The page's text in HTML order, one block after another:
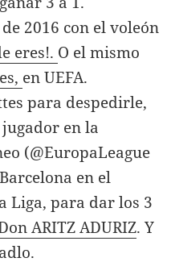
2016 con el voleón
eres!. O el mismo
en UEFA.
para despedirle,
en la
(@EuropaLeague
en el
Liga, para dar los 3
ARITZ ADURIZ. Y
.